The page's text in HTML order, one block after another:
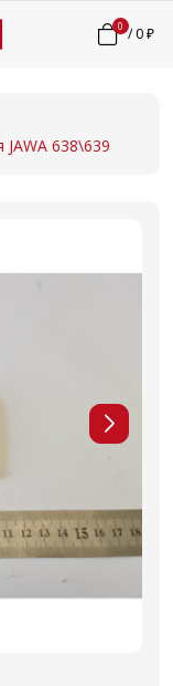
0 /0 ₽
638\639